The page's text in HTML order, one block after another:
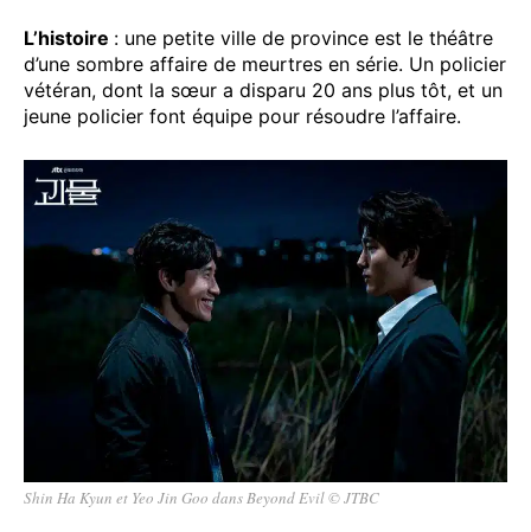
L’histoire : une petite ville de province est le théâtre
d’une sombre affaire de meurtres en série. Un policier
vétéran, dont la sœur a disparu 20 ans plus tôt, et un
jeune policier font équipe pour résoudre l’affaire.
Shin Ha Kyun et Yeo Jin Goo dans Beyond Evil © JTBC